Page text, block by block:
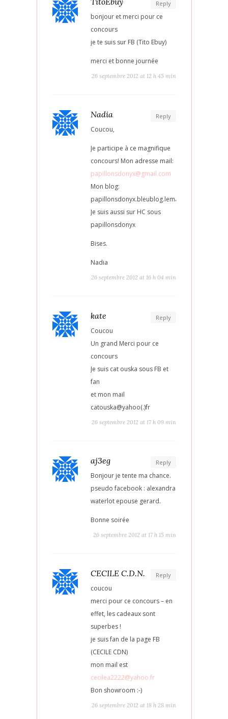
Reply
bonjour et merci pour ce
concours
je te suis sur FB (Tito Ebuy)
merci et bonne journée
26 septembre 2012 at 12 h 45 min
Reply
Nadia
Coucou,
Je participe à ce magnifique
concours! Mon adresse mail:
papillonsdonyx@gmail.com
Mon blog:
papillonsdonyx.bleublog.lematin.ch
Je suis aussi sur HC sous
papillonsdonyx
Bises.
Nadia
26 septembre 2012 at 16 h 04 min
Reply
kate
Coucou
Un grand Merci pour ce
concours
Je suis cat ouska sous FB et
fan
et mon mail
catouska@yahoo(.)fr
26 septembre 2012 at 17 h 09 min
Reply
aj3eg
Bonjour je tente ma chance.
pseudo facebook : alexandra
waterlot epouse gerard.
Bonne soirée
26 septembre 2012 at 17 h 15 min
Reply
CECILE C.D.N.
coucou
merci pour ce concours – en
effet, les cadeaux sont
superbes !
je suis fan de la page FB
(CECILE CDN)
mon mail est
cecilea2222@yahoo.fr
Bon showroom :-)
26 septembre 2012 at 18 h 28 min